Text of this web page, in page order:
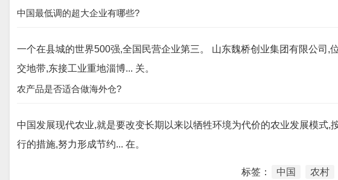
中国最低调的超大企业有哪些?
一个在县城的世界500强,全国民营企业第三。 山东魏桥创业集团有限公司,
交地带,东接工业重地淄博... 关。
农产品是否适合做海外仓?
中国发展现代农业,就是要改变长期以来以牺牲环境为代价的农业发展模式,
行的措施,努力形成节约... 在。
标签： 中国 农村